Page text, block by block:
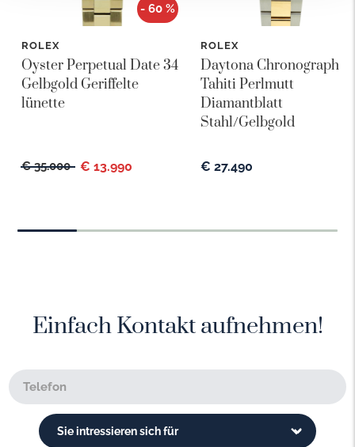
- 60 %
ROLEX
Oyster Perpetual Date 34
Gelbgold Geriffelte
lünette
€ 35.000 € 13.990
ROLEX
Daytona Chronograph
Tahiti Perlmutt
Diamantblatt
Stahl/Gelbgold
€ 27.490
Einfach Kontakt aufnehmen!